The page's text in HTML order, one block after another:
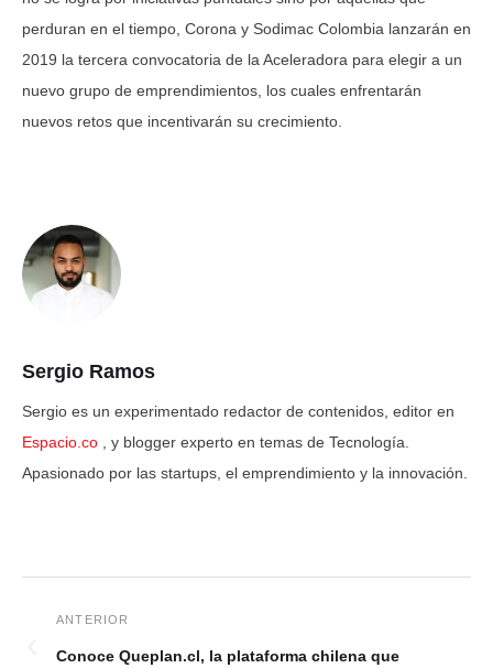
perduran en el tiempo, Corona y Sodimac Colombia lanzarán en
2019 la tercera convocatoria de la Aceleradora para elegir a un
nuevo grupo de emprendimientos, los cuales enfrentarán
nuevos retos que incentivarán su crecimiento.
Sergio Ramos
Sergio es un experimentado redactor de contenidos, editor en
Espacio.co
, y blogger experto en temas de Tecnología.
Apasionado por las startups, el emprendimiento y la innovación.
Conoce Queplan.cl, la plataforma chilena que